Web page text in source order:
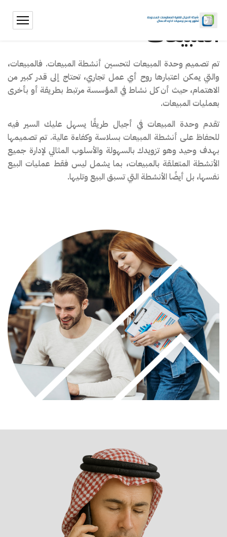
المبيعات
تم تصميم وحدة المبيعات لتحسين أنشطة المبيعات. فالمبيعات،
والتي يمكن اعتبارها روح أي عمل تجاري، تحتاج إلى قدر كبير من
الاهتمام، حيث أن كل نشاط في المؤسسة مرتبط بطريقة أو بأخرى
بعمليات المبيعات.
تقدم وحدة المبيعات في أجيال طريقًا يسهل عليك السير فيه
للحفاظ على أنشطة المبيعات بسلاسة وكفاءة عالية. تم تصميمها
بهدف وحيد وهو تزويدك بالسهولة والأسلوب المثالي لإدارة جميع
الأنشطة المتعلقة بالمبيعات، بما يشمل ليس فقط عمليات البيع
نفسها، بل أيضًا الأنشطة التي تسبق البيع وتليها.